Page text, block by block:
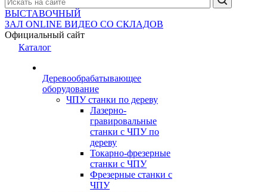
ВЫСТАВОЧНЫЙ
ЗАЛ ONLINE ВИДЕО СО СКЛАДОВ
Официальный сайт
Каталог
Деревообрабатывающее
оборудование
ЧПУ станки по дереву
Лазерно-
гравировальные
станки с ЧПУ по
дереву
Токарно-фрезерные
станки с ЧПУ
Фрезерные станки с
ЧПУ